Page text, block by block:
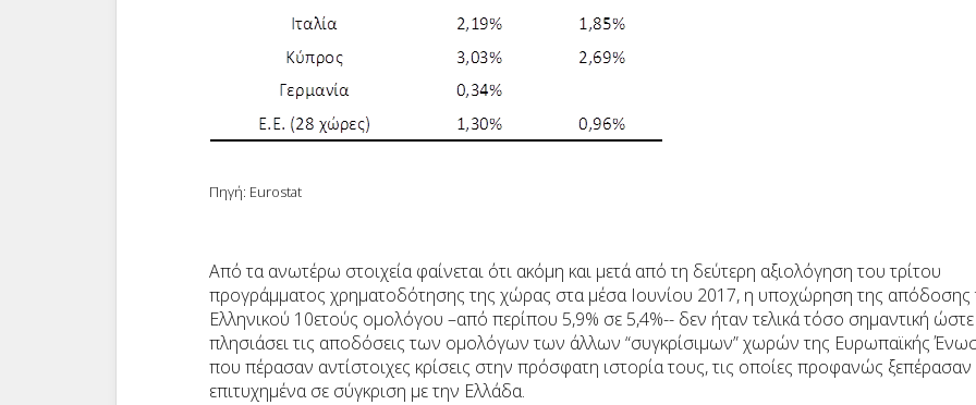
Πηγή: Eurostat
Από τα ανωτέρω στοιχεία φαίνεται ότι ακόμη και μετά από τη δεύτερη αξιολόγηση του τρίτου
προγράμματος χρηματοδότησης της χώρας στα μέσα Ιουνίου 2017, η υποχώρηση της απόδοσης
Ελληνικού 10ετούς ομολόγου –από περίπου 5,9% σε 5,4%-- δεν ήταν τελικά τόσο σημαντική
πλησιάσει τις αποδόσεις των ομολόγων των άλλων “συγκρίσιμων” χωρών της Ευρωπαϊκής
που πέρασαν αντίστοιχες κρίσεις στην πρόσφατη ιστορία τους, τις οποίες προφανώς ξεπέρασαν
επιτυχημένα σε σύγκριση με την Ελλάδα.